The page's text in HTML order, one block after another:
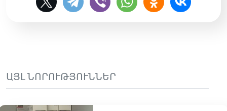
ԱՅԼ ՆՈՐՈՒԹՅՈՒՆՆԵՐ